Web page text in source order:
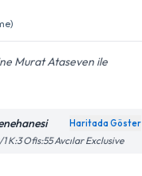
Murat Ataseven ile
Haritada Göster
K:3 Ofis:55 Avcılar Exclusive